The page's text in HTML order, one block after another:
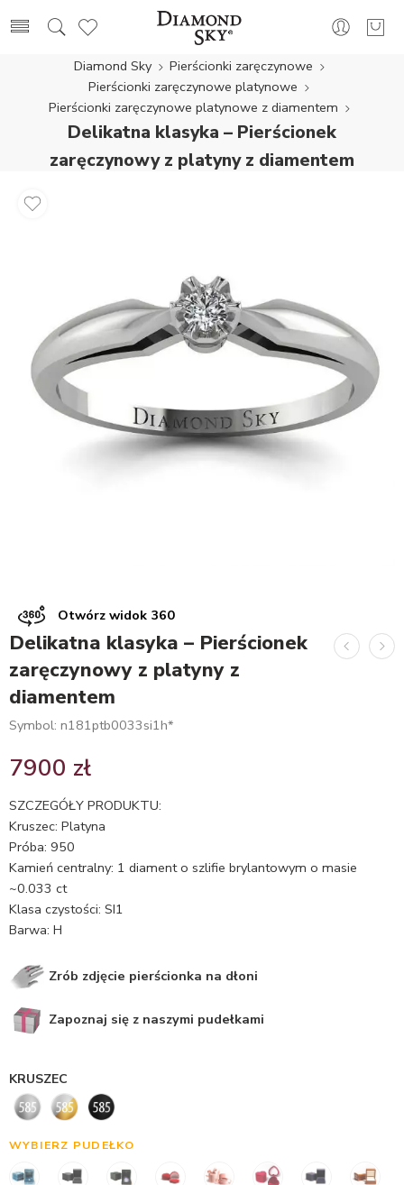
Diamond Sky
Pierścionki zaręczynowe
Pierścionki zaręczynowe platynowe
Pierścionki zaręczynowe platynowe z diamentem
Delikatna klasyka – Pierścionek
zaręczynowy z platyny z diamentem
Otwórz widok 360
Delikatna klasyka – Pierścionek
zaręczynowy z platyny z
diamentem
Symbol: n181ptb0033si1h*
7900 zł
SZCZEGÓŁY PRODUKTU:
Kruszec: Platyna
Próba: 950
Kamień centralny: 1 diament o szlifie brylantowym o masie
~0.033 ct
Klasa czystości: SI1
Barwa: H
Zrób zdjęcie pierścionka na dłoni
Zapoznaj się z naszymi pudełkami
KRUSZEC
WYBIERZ PUDEŁKO